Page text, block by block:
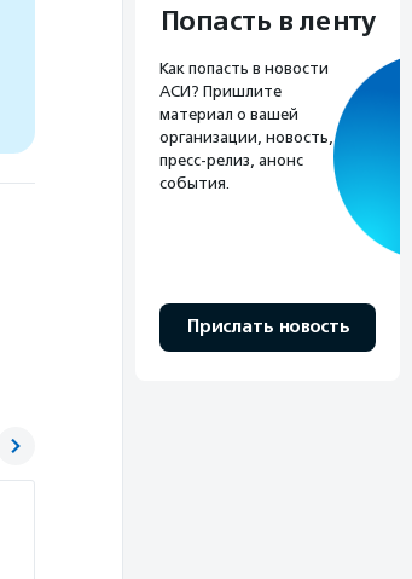
Попасть в ленту
Как попасть в новости
АСИ? Пришлите
материал о вашей
организации, новость,
пресс-релиз, анонс
события.
Прислать новость